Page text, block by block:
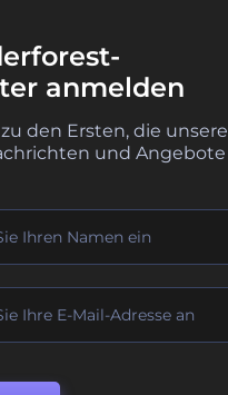
anmelden
den Ersten, die unsere
und Angebote